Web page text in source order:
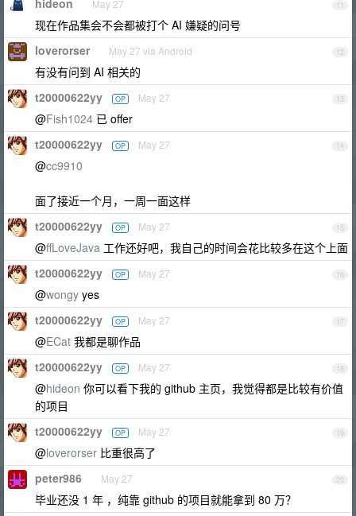
11
hideon May 27
现在作品集会不会都被打个 AI 嫌疑的问号
12
loverorser May 27 via Android
有没有问到 AI 相关的
13
t20000622yy OP May 27
@Fish1024 已 offer
14
t20000622yy OP May 27
@cc9910
面了接近一个月，一周一面这样
15
t20000622yy OP May 27
@ffLoveJava 工作还好吧，我自己的时间会花比较多在这个上面
16
t20000622yy OP May 27
@wongy yes
17
t20000622yy OP May 27
@ECat 我都是聊作品
18
t20000622yy OP May 27
@hideon 你可以看下我的 github 主页，我觉得都是比较有价值
的项目
19
t20000622yy OP May 27
@loverorser 比重很高了
20
peter986 May 27
毕业还没 1 年 ，纯靠 github 的项目就能拿到 80 万？